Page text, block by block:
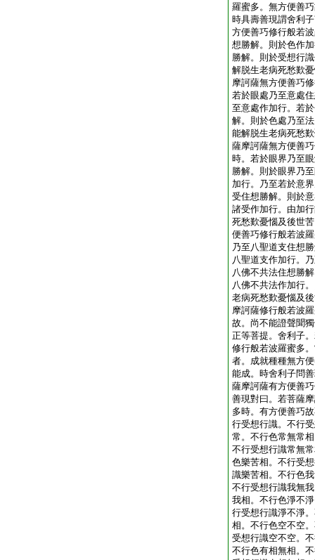
羅蜜多。無方便善
時具壽善現謂舍利
方便善巧修行般若
想勝解。則於色作
勝解。則於受想行
解脱生老病死愁歎
摩訶薩無方便善巧
若於眼處乃至意處
至意處作加行。若
解。則於色處乃至
能解脱生老病死愁
薩摩訶薩無方便善
時。若於眼界乃至
勝解。則於眼界乃
加行。乃至若於意
受住想勝解。則於
諸受作加行。由加
死愁歎憂惱及後世
便善巧修行般若波
乃至八聖道支住想
八聖道支作加行。
八佛不共法住想勝
八佛不共法作加行
老病死愁歎憂惱及
摩訶薩修行般若波
故。尚不能證聲聞
正等菩提。舍利子
修行般若波羅蜜多
者。成就種種無方
能成。時舍利子問
薩摩訶薩有方便善
善現對曰。若菩薩
多時。有方便善巧
行受想行識。不行
常。不行色常無常
不行受想行識常無
色樂苦相。不行受
識樂苦相。不行色
不行受想行識我無
我相。不行色淨不
行受想行識淨不淨
相。不行色空不空
受想行識空不空。
不行色有相無相。